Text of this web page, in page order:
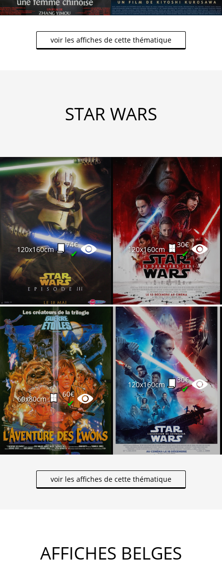
voir les affiches de cette thématique
STAR WARS
120x160cm
74€
✔ 120x160cm
30€
✔
60x80cm
60€
✔
120x160cm
30€
✔
voir les affiches de cette thématique
AFFICHES BELGES